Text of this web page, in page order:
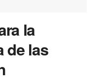
la
de las